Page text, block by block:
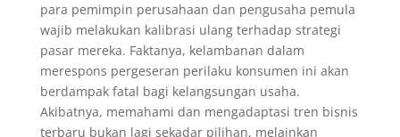
para pemimpin perusahaan dan pengusaha pemula
wajib melakukan kalibrasi ulang terhadap strategi
pasar mereka. Faktanya, kelambanan dalam
merespons pergeseran perilaku konsumen ini akan
berdampak fatal bagi kelangsungan usaha.
Akibatnya, memahami dan mengadaptasi tren bisnis
terbaru bukan lagi sekadar pilihan, melainkan